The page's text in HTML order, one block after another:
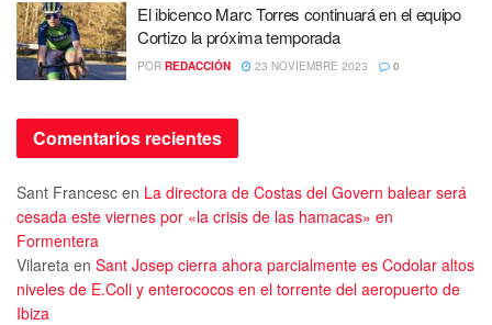
El ibicenco Marc Torres continuará en el equipo
Cortizo la próxima temporada
POR REDACCIÓN 23 NOVIEMBRE 2023 0
Comentarios recientes
Sant Francesc en La directora de Costas del Govern balear será
cesada este viernes por «la crisis de las hamacas» en
Formentera
Vilareta en Sant Josep cierra ahora parcialmente es Codolar altos
niveles de E.Coli y enterococos en el torrente del aeropuerto de
Ibiza